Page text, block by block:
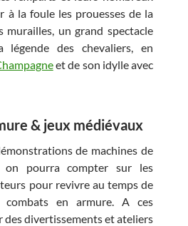
à la foule les prouesses de la
murailles, un grand spectacle
légende des chevaliers, en
et de son idylle avec
& jeux médiévaux
de machines de
pourra compter sur les
pour revivre au temps de
combats en armure. A ces
des divertissements et ateliers